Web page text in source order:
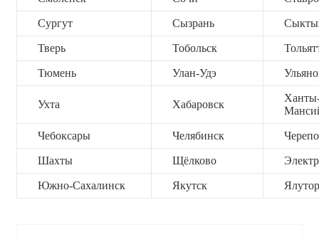
Сургут Сызрань
Тверь Тобольск
Тюмень Улан-Удэ
Ухта Хабаровск
Чебоксары Челябинск
Шахты Щёлково
Южно-Сахалинск Якутск